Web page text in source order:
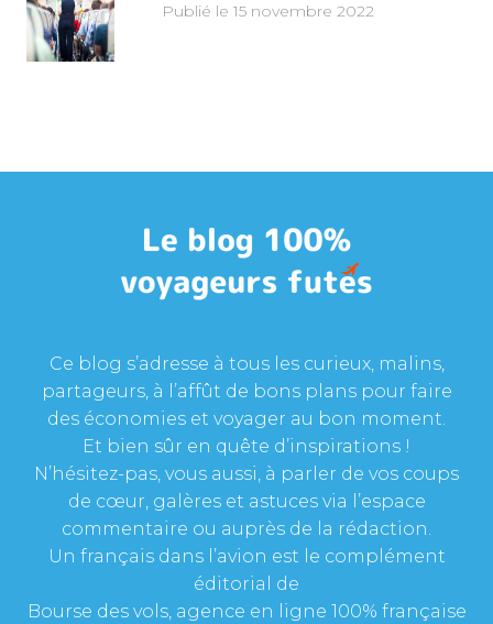
Publié le 15 novembre 2022
Ce blog s’adresse à tous les curieux, malins,
partageurs, à l’affût de bons plans pour faire
des économies et voyager au bon moment.
Et bien sûr en quête d’inspirations !
N’hésitez-pas, vous aussi, à parler de vos coups
de cœur, galères et astuces via l’espace
commentaire ou auprès de la rédaction.
Un français dans l’avion est le complément
éditorial de
Bourse des vols, agence en ligne 100% française